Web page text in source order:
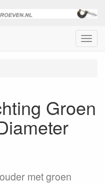
Menu
Groen
met groen